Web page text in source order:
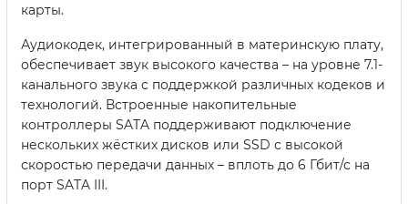
карты.
Аудиокодек, интегрированный в материнскую плату,
обеспечивает звук высокого качества – на уровне 7.1-
канального звука с поддержкой различных кодеков и
технологий. Встроенные накопительные
контроллеры SATA поддерживают подключение
нескольких жёстких дисков или SSD с высокой
скоростью передачи данных – вплоть до 6 Гбит/с на
порт SATA III.